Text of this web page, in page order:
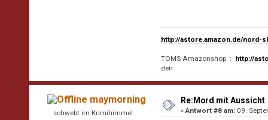
http://astore.amazon.de/nord-
TOMS Amazonshop : http://
den
maymorning
schwebt im Krimihimmel
Re:Mord mit Aussicht
«Antwort #8 am: 09.